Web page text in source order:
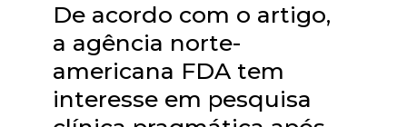
De acordo com o artigo,
a agência norte-
americana FDA tem
interesse em pesquisa